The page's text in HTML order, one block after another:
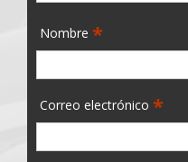
Nombre *
Correo electrónico *